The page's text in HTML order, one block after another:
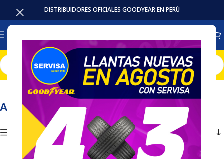
DISTRIBUIDORES OFICIALES GOODYEAR EN PERÚ
Inicio Llantas Agricola / Industrial Mostrando los 6 resultados
Agricola / Industrial
Mostrar Filtros